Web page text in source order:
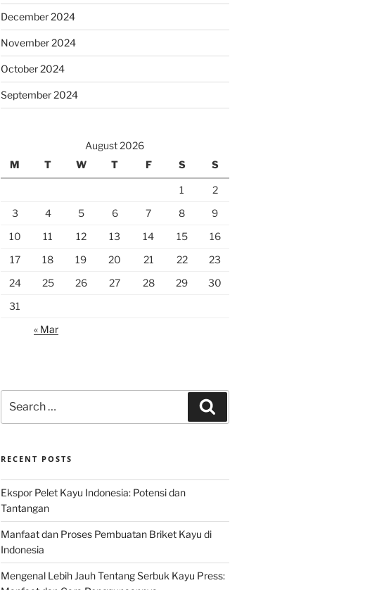
December 2024
November 2024
October 2024
September 2024
August 2026
M
T W T F S S
1
2
3
4 5 6 7 8
9
10
11 12 13 14 15
16
17
18 19 20 21 22
23
24
25 26 27 28 29
30
31
« Mar
for:
RECENT POSTS
Ekspor Pelet Kayu Indonesia: Potensi dan
Tantangan
Manfaat dan Proses Pembuatan Briket Kayu di
Indonesia
Mengenal Lebih Jauh Tentang Serbuk Kayu Press: